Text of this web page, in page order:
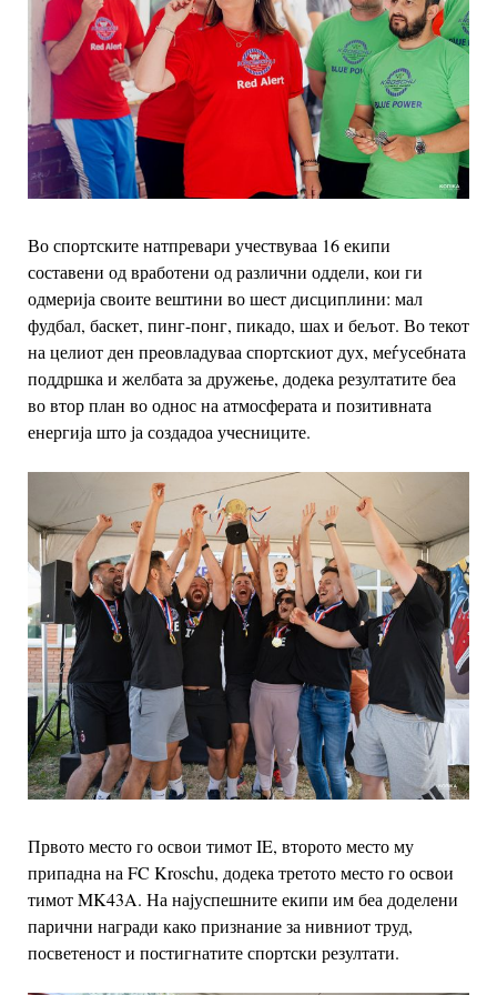
Во спортските натпревари учествуваа 16 екипи
составени од вработени од различни оддели, кои ги
одмерија своите вештини во шест дисциплини: мал
фудбал, баскет, пинг-понг, пикадо, шах и бељот. Во текот
на целиот ден преовладуваа спортскиот дух, меѓусебната
поддршка и желбата за дружење, додека резултатите беа
во втор план во однос на атмосферата и позитивната
енергија што ја создадоа учесниците.
Првото место го освои тимот IE, второто место му
припадна на FC Kroschu, додека третото место го освои
тимот MK43A. На најуспешните екипи им беа доделени
парични награди како признание за нивниот труд,
посветеност и постигнатите спортски резултати.